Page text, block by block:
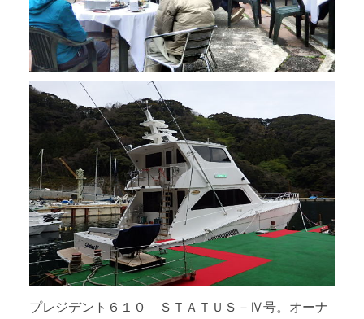
プレジデント６１０ ＳＴＡＴＵＳ－Ⅳ号。オーナ